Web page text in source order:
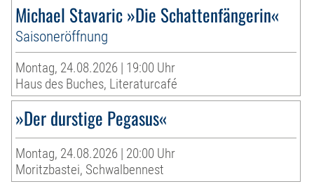
Michael Stavaric »Die Schattenfängerin«
Saisoneröffnung
Montag, 24.08.2026 | 19:00 Uhr
Haus des Buches, Literaturcafé
»Der durstige Pegasus«
Montag, 24.08.2026 | 20:00 Uhr
Moritzbastei, Schwalbennest